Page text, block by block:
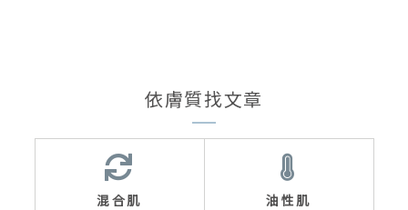
依膚質找文章
混合肌 油性肌